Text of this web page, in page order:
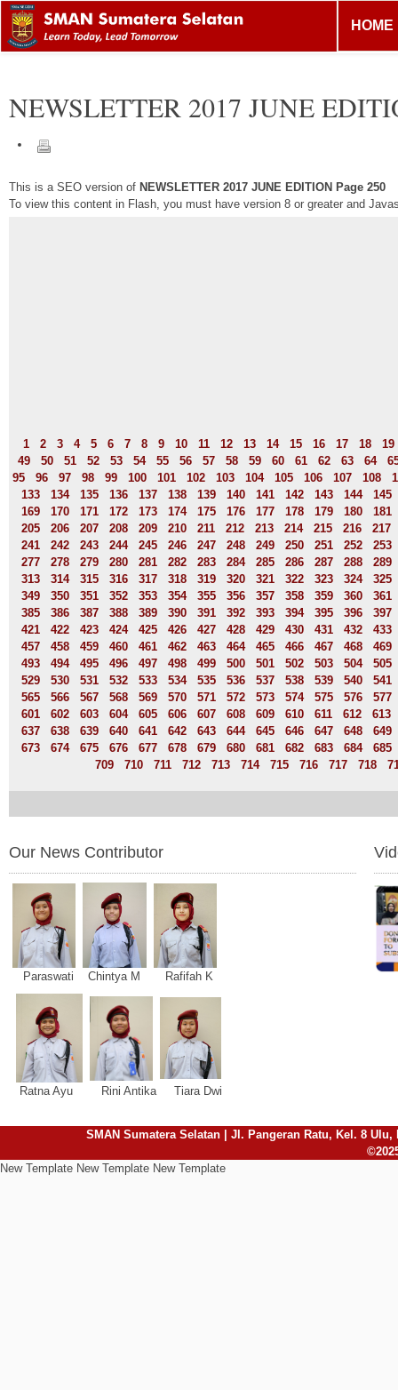
HOME
NEWSLETTER 2017 JUNE
This is a SEO version of NEWSLETTER 2017 JUNE EDITION Page 250
To view this content in Flash, you must have version 8 or greater and
1 2 3 4 5 6 7 8 9 10 11 12 13 14 15 16 17 18
19
49
50 51 52 53 54 55 56 57 58 59 60 61 62 63 64
95
96 97 98 99 100 101 102 103 104 105 106 107 108
133
134 135 136 137 138 139 140 141 142 143 144
145
169
170 171 172 173 174 175 176 177 178 179 180
181
205
206 207 208 209 210 211 212 213 214 215 216
217
241
242 243 244 245 246 247 248 249 250 251 252
253
277
278 279 280 281 282 283 284 285 286 287 288
289
313
314 315 316 317 318 319 320 321 322 323 324
325
349
350 351 352 353 354 355 356 357 358 359 360
361
385
386 387 388 389 390 391 392 393 394 395 396
397
421
422 423 424 425 426 427 428 429 430 431 432
433
457
458 459 460 461 462 463 464 465 466 467 468
469
493
494 495 496 497 498 499 500 501 502 503 504
505
529
530 531 532 533 534 535 536 537 538 539 540
541
565
566 567 568 569 570 571 572 573 574 575 576
577
601
602 603 604 605 606 607 608 609 610 611 612
613
637
638 639 640 641 642 643 644 645 646 647 648
649
673
674 675 676 677 678 679 680 681 682 683 684
685
709
710 711 712 713 714 715 716 717 718
Our News Contributor
Paraswati Chintya M Rafifah K
Ratna Ayu Rini Antika Tiara Dwi
SMAN Sumatera Selatan | Jl. Pangeran Ratu, Kel. 8 Ulu,
New Template New Template New Template